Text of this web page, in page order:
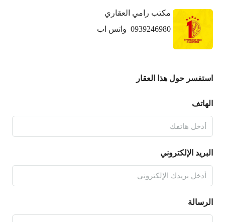
مكتب رامي العقاري
0939246980 واتس اب
استفسر حول هذا العقار
الهاتف
البريد الإلكتروني
الرسالة